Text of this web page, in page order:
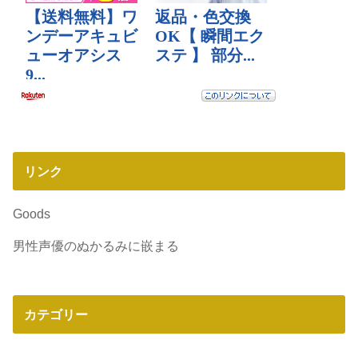
リンク
Goods
男性声優のぬかるみに嵌まる
カテゴリー